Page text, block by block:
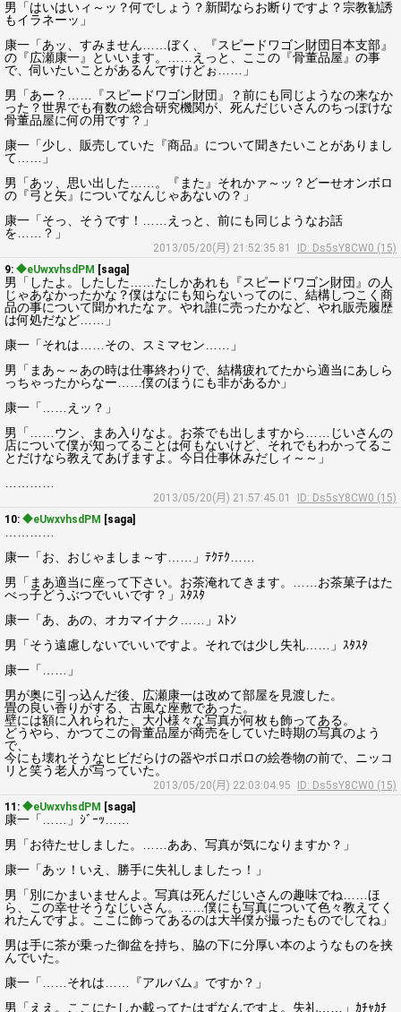
男「はいはいィ～ッ？何でしょう？新聞ならお断りですよ？宗教勧誘
もイラネーッ」
康一「あッ、すみません……ぼく、『スピードワゴン財団日本支部』
の『広瀬康一』といいます。……えっと、ここの『骨董品屋』の事
で、伺いたいことがあるんですけどぉ……」
男「あー？……『スピードワゴン財団』？前にも同じようなの来なか
った？世界でも有数の総合研究機関が、死んだじいさんのちっぽけな
骨董品屋に何の用です？」
康一「少し、販売していた『商品』について聞きたいことがありまし
て……」
男「あッ、思い出した……。『また』それかァ～ッ？どーせオンボロ
の『弓と矢』についてなんじゃあないの？」
康一「そっ、そうです！……えっと、前にも同じようなお話
を……？」
2013/05/20(月) 21:52:35.81
ID: Ds5sY8CW0 (15)
9: ◆eUwxvhsdPM [saga]
男「したよ。したした……たしかあれも『スピードワゴン財団』の人
じゃあなかったかな？僕はなにも知らないってのに、結構しつこく商
品の事について聞かれたなァ。やれ誰に売ったかなど、やれ販売履歴
は何処だなど……」
康一「それは……その、スミマセン……」
男「まあ～～あの時は仕事終わりで、結構疲れてたから適当にあしら
っちゃったからなー……僕のほうにも非があるか」
康一「……えッ？」
男「……ウン、まあ入りなよ。お茶でも出しますから……じいさんの
店について僕が知ってることは何もないけど、それでもわかってるこ
とだけなら教えてあげますよ。今日仕事休みだしィ～～」
2013/05/20(月) 21:57:45.01
ID: Ds5sY8CW0 (15)
10: ◆eUwxvhsdPM [saga]
康一「お、おじゃましま～す……」ﾃｸﾃｸ……
男「まあ適当に座って下さい。お茶淹れてきます。……お茶菓子はた
べっ子どうぶつでいいです？」ｽﾀｽﾀ
康一「あ、あの、オカマイナク……」ｽﾄﾝ
男「そう遠慮しないでいいですよ。それでは少し失礼……」ｽﾀｽﾀ
康一「……」
男が奥に引っ込んだ後、広瀬康一は改めて部屋を見渡した。
畳の良い香りがする、古風な座敷であった。
壁には額に入れられた、大小様々な写真が何枚も飾ってある。
どうやら、かつてこの骨董品屋が商売をしていた時期の写真のよう
で、
今にも壊れそうなヒビだらけの器やボロボロの絵巻物の前で、ニッコ
リと笑う老人が写っていた。
2013/05/20(月) 22:03:04.95
ID: Ds5sY8CW0 (15)
11: ◆eUwxvhsdPM [saga]
康一「……」ｼﾞｰｯ……
男「お待たせしました。……ああ、写真が気になりますか？」
康一「あッ！いえ、勝手に失礼しましたっ！」
男「別にかまいませんよ。写真は死んだじいさんの趣味でね……ほ
ら、この幸せそうなじいさん。……僕にも写真について色々教えてく
れたんですよ。ここに飾ってあるのは大半僕が撮ったものでしてね」
男は手に茶が乗った御盆を持ち、脇の下に分厚い本のようなものを挟
んでいた。
康一「……それは……『アルバム』ですか？」
男「ええ。ここにたしか載ってたはずなんですよ。失礼……」ｶﾁｬｶﾁ